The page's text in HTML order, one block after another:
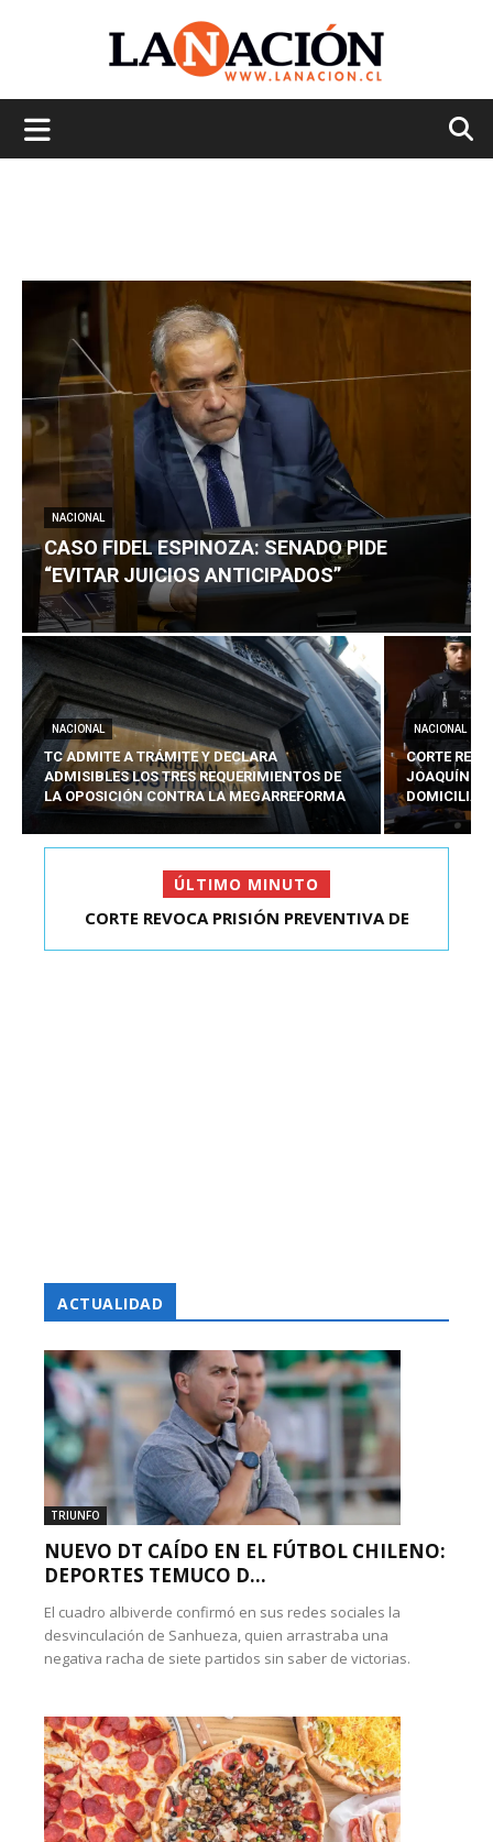
NACIONAL
CASO FIDEL ESPINOZA: SENADO PIDE
“EVITAR JUICIOS ANTICIPADOS”
NACIONAL
TC ADMITE A TRÁMITE Y DECLARA
ADMISIBLES LOS TRES REQUERIMIENTOS DE
LA OPOSICIÓN CONTRA LA MEGARREFORMA
NACIONAL
CORTE
JOAQUÍN
ÚLTIMO MINUTO
CASO FIDEL ESPINOZA: SENADO PIDE “EVITAR
CORTE REVOCA PRISIÓN PREVENTIVA DE
ACTUALIDAD
TRIUNFO
NUEVO DT CAÍDO EN EL FÚTBOL CHILENO:
DEPORTES TEMUCO D...
El cuadro albiverde confirmó en sus redes sociales la
desvinculación de Sanhueza, quien arrastraba una
negativa racha de siete partidos sin saber de victorias.